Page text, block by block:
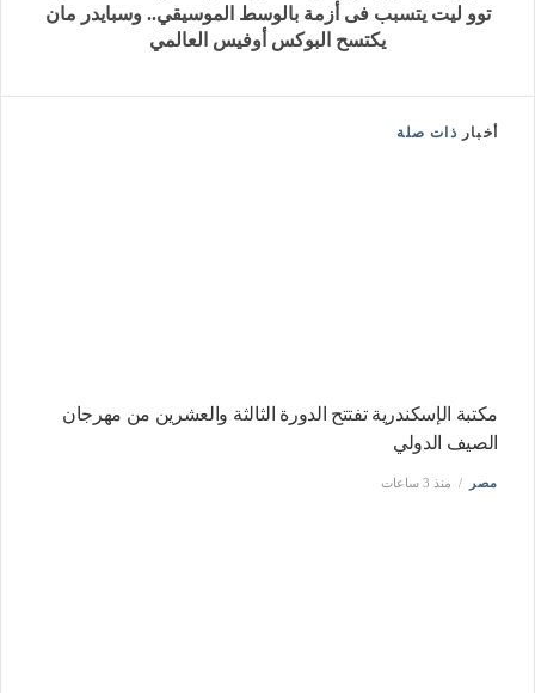
توو ليت يتسبب فى أزمة بالوسط الموسيقي.. وسبايدر مان
يكتسح البوكس أوفيس العالمي
أخبار ذات صلة
مكتبة الإسكندرية تفتتح الدورة الثالثة والعشرين من مهرجان
الصيف الدولي
مصر منذ 3 ساعات